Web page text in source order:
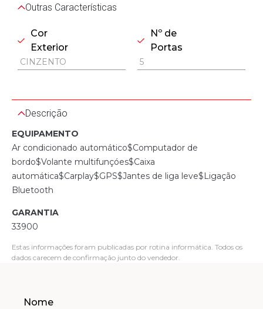
Outras Características
Cor
Exterior
CINZENTO
Nº de
Portas
5
Descrição
EQUIPAMENTO
Ar condicionado automático$Computador de
bordo$Volante multifunçóes$Caixa
automática$Carplay$GPS$Jantes de liga leve$Ligação
Bluetooth
GARANTIA
33900
Estas informações foram publicadas por rotina informática. Todos os
dados carecem de confirmação junto do vendedor.